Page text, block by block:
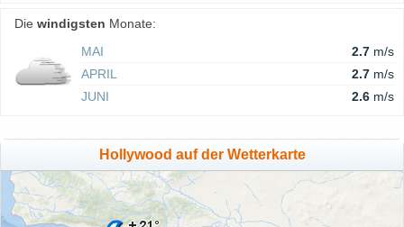
Die windigsten Monate:
MAI
2.7 m/s
APRIL
2.7 m/s
JUNI
2.6 m/s
Hollywood auf der Wetterkarte